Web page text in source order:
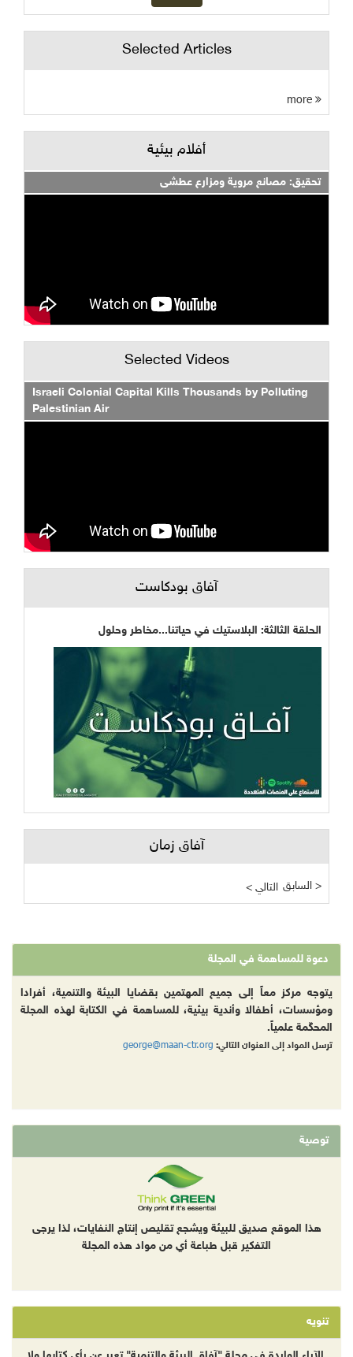
Selected Articles
أفلام بيئية
تحقيق: مصانع مروية ومزارع عطشى
Selected Videos
Israeli Colonial Capital Kills Thousands by Polluting
Palestinian Air
آفاق بودكاست
الحلقة الثالثة: البلاستيك في حياتنا...مخاطر وحلول
آفاق زمان
< التالي السابق >
دعوة للمساهمة في المجلة
يتوجه مركز معاً إلى جميع المهتمين بقضايا البيئة والتنمية، أفرادا
ومؤسسات، أطفالا وأندية بيئية، للمساهمة في الكتابة لهذه المجلة
المحكّمة علمياً.
ترسل المواد إلى العنوان التالي: george@maan-ctr.org
توصية
هذا الموقع صديق للبيئة ويشجع تقليص إنتاج النفايات، لذا يرجى
التفكير قبل طباعة أي من مواد هذه المجلة
تنويه